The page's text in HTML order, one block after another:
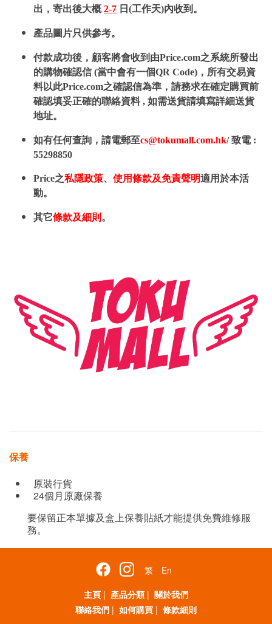
出，寄出後大概2-7 日(工作天)內收到。
產品圖片只供參考。
付款成功後，顧客將會收到由Price.com之系統所發出
的購物確認信 (當中會有一個QR Code)，所有交易資
料以此Price.com之確認信為準，請務求在確定購買前
確認填妥正確的聯絡資料 , 如需送貨請填寫詳細送貨
地址。
如有任何查詢，請電郵至cs@tokumall.com.hk/ 致電 :
55298850
Price之私隱政策、 使用條款及免責聲明適用於本活
動。
其它條款及細則 。
保養
原裝行貨
24個月原廠保養
要保留正本單據及盒上保養貼紙才能提供免費維修服
務。
繁
En
主頁 | 產品分類 | 關於我們
聯絡我們 | 如何購買 | 條款細則